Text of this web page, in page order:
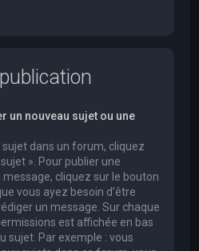
un nouveau sujet ou une
dans un forum, cliquez
». Pour publier une
cliquez sur le bouton
vous ayez besoin d’être
un message. Sur chaque
est affichée en bas
sujet. Par exemple : vous